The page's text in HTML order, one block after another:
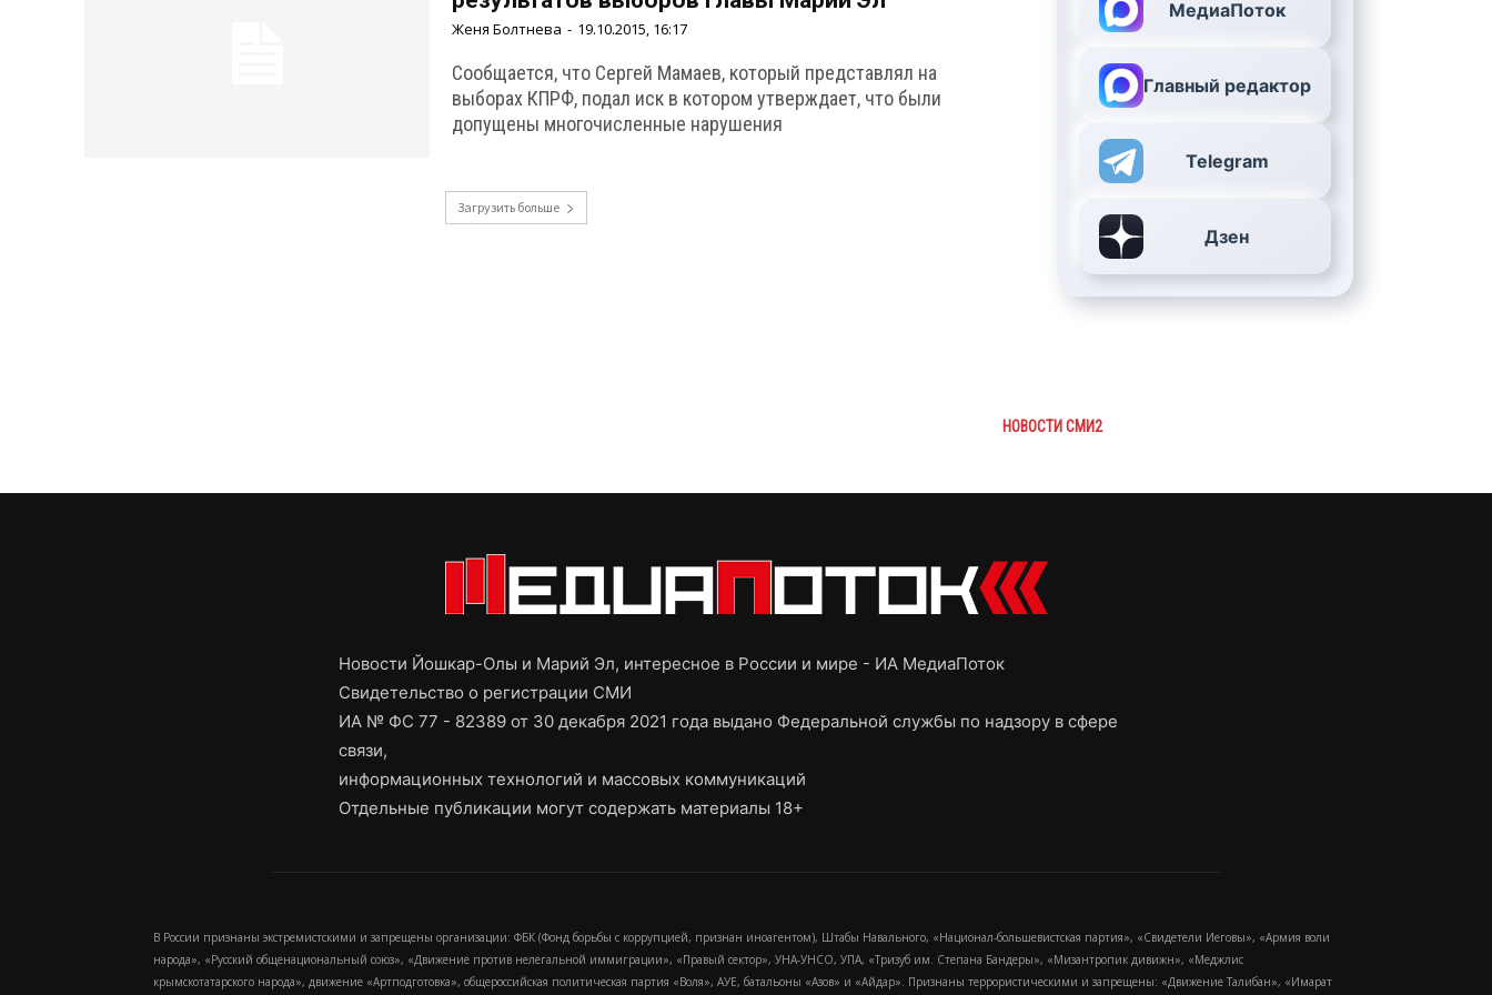
Женя Болтнева - 19.10.2015, 16:17
Сообщается, что Сергей Мамаев, который представлял на
выборах КПРФ, подал иск в котором утверждает, что были
допущены многочисленные нарушения
Загрузить больше
МедиаПоток
Главный редактор
Telegram
Дзен
НОВОСТИ СМИ2
Новости Йошкар-Олы и Марий Эл, интересное в России и мире - ИА МедиаПоток
Свидетельство о регистрации СМИ
ИА № ФС 77 - 82389 от 30 декабря 2021 года выдано Федеральной службы по надзору в сфере
связи,
информационных технологий и массовых коммуникаций
Отдельные публикации могут содержать материалы 18+
В России признаны экстремистскими и запрещены организации: ФБК (Фонд борьбы с коррупцией, признан иноагентом), Штабы Навального, «Национал-большевистская партия», «Свидетели Иеговы», «Армия воли
народа», «Русский общенациональный союз», «Движение против нелегальной иммиграции», «Правый сектор», УНА-УНСО, УПА, «Тризуб им. Степана Бандеры», «Мизантропик дивижн», «Меджлис
крымскотатарского народа», движение «Артподготовка», общероссийская политическая партия «Воля», АУЕ, батальоны «Азов» и «Айдар». Признаны террористическими и запрещены: «Движение Талибан», «Имарат